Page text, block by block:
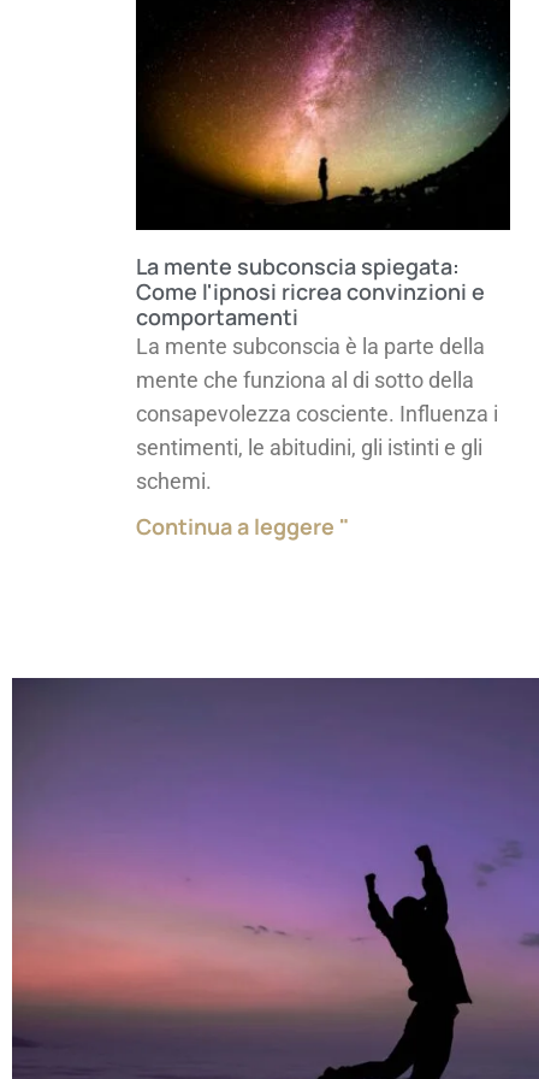
La mente subconscia spiegata:
Come l'ipnosi ricrea convinzioni e
comportamenti
La mente subconscia è la parte della
mente che funziona al di sotto della
consapevolezza cosciente. Influenza i
sentimenti, le abitudini, gli istinti e gli
schemi.
Continua a leggere "